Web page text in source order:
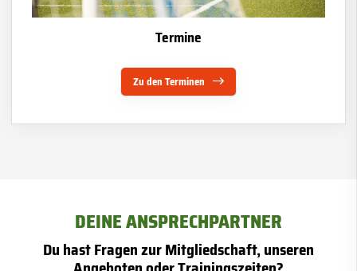
Termine
Zu den Terminen
DEINE ANSPRECHPARTNER
Du hast Fragen zur Mitgliedschaft, unseren